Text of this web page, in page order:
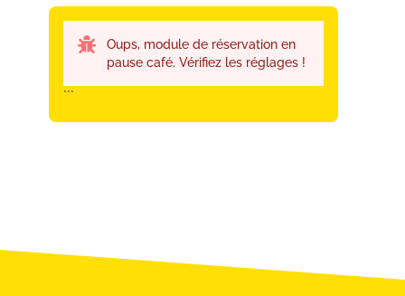
Oups, module de réservation en
pause café. Vérifiez les réglages !
```